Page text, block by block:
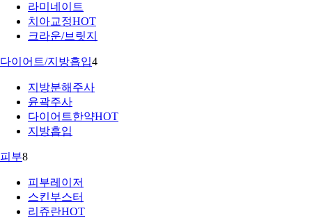
라미네이트
치아교정HOT
크라운/브릿지
다이어트/지방흡입4
지방분해주사
윤곽주사
다이어트한약HOT
지방흡입
피부8
피부레이저
스킨부스터
리쥬란HOT